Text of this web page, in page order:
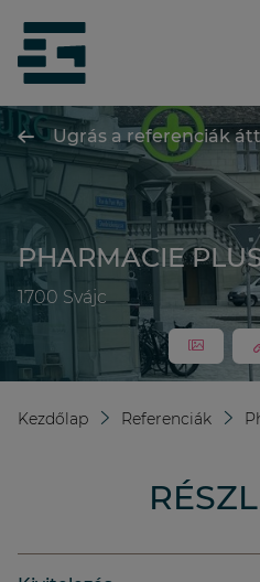
siteLogo
Ugrás a referenciák
PHARMACIE
1700 Svájc
Kezdőlap Referenciák